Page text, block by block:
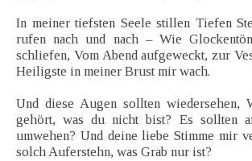
In meiner tiefsten Seele stillen Tiefen
rufen nach und nach – Wie
schliefen, Vom Abend aufgeweckt, zur
Heiligste in meiner Brust mir wach.
Und diese Augen sollten wiedersehen,
gehört, was du nicht bist? Es sollten
umwehen? Und deine liebe Stimme mir
solch Auferstehn, was Grab nur ist?